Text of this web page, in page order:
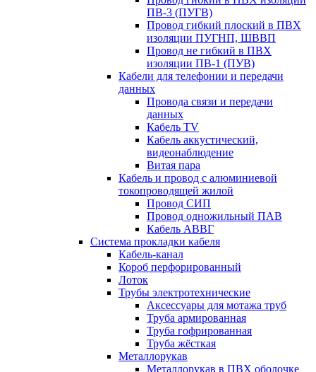
ПВ-3 (ПУГВ)
Провод гибкий плоский в ПВХ
изоляции ПУГНП, ШВВП
Провод не гибкий в ПВХ
изоляции ПВ-1 (ПУВ)
Кабели для телефонии и передачи
данных
Провода связи и передачи
данных
Кабель TV
Кабель аккустический,
видеонаблюдение
Витая пара
Кабель и провод с алюминиевой
токопроводящей жилой
Провод СИП
Провод одножильный ПАВ
Кабель АВВГ
Система прокладки кабеля
Кабель-канал
Короб перфорированный
Лоток
Трубы электротехнические
Аксессуары для мотажа труб
Труба армированная
Труба гофрированная
Труба жёсткая
Металлорукав
Металлорукав в ПВХ оболочке